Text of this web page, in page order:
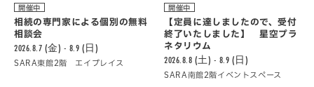
開催中
相続の専門家による個別の無料
相談会
2026.8.7 (金) - 8.9 (日)
SARA東館2階 エイプレイス
開催中
【定員に達しましたので、受付
終了いたしました】 星空プラ
ネタリウム
2026.8.8 (土) - 8.9 (日)
SARA南館2階イベントスペース